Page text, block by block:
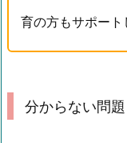
育の方もサポート
分からない問